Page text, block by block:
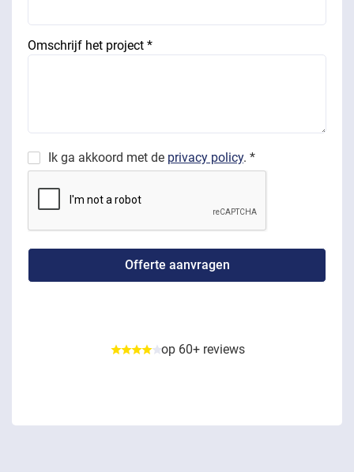
Omschrijf het project *
Ik ga akkoord met de privacy policy. *
op 60+ reviews